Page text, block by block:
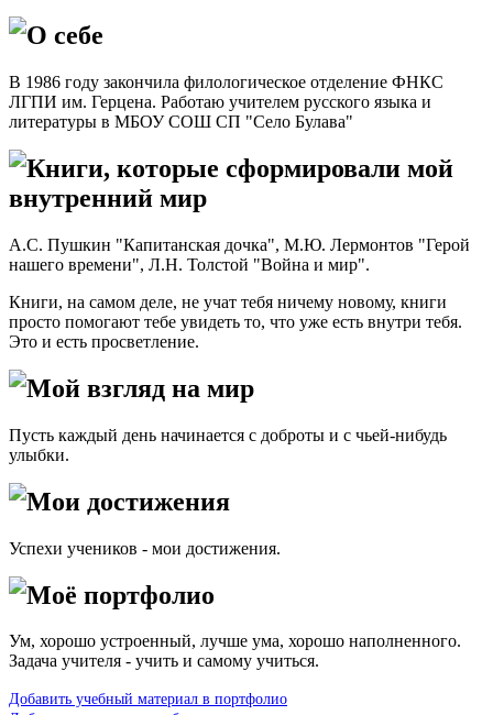
О себе
В 1986 году закончила филологическое отделение ФНКС
ЛГПИ им. Герцена. Работаю учителем русского языка и
литературы в МБОУ СОШ СП "Село Булава"
Книги, которые сформировали мой
внутренний мир
А.С. Пушкин "Капитанская дочка", М.Ю. Лермонтов "Герой
нашего времени", Л.Н. Толстой "Война и мир".
Книги, на самом деле, не учат тебя ничему новому, книги
просто помогают тебе увидеть то, что уже есть внутри тебя.
Это и есть просветление.
Мой взгляд на мир
Пусть каждый день начинается с доброты и с чьей-нибудь
улыбки.
Мои достижения
Успехи учеников - мои достижения.
Моё портфолио
Ум, хорошо устроенный, лучше ума, хорошо наполненного.
Задача учителя - учить и самому учиться.
Добавить учебный материал в портфолио